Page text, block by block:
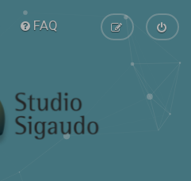
FAQ